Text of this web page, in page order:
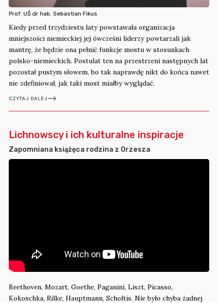
Prof. UŚ dr hab. Sebastian Fikus
Kiedy przed trzydziestu laty powstawała organizacja
mniejszości niemieckiej jej ówcześni liderzy powtarzali jak
mantrę, że będzie ona pełnić funkcje mostu w stosunkach
polsko-niemieckich. Postulat ten na przestrzeni następnych lat
pozostał pustym słowem, bo tak naprawdę nikt do końca nawet
nie zdefiniował, jak taki most miałby wyglądać.
CZYTAJ DALEJ
Lichnowscy i ich kulturalne inspiracje
Zapomniana książęca rodzina z Orzesza
Beethoven, Mozart, Goethe, Paganini, Liszt, Picasso,
Kokoschka, Rilke, Hauptmann, Scholtis. Nie było chyba żadnej